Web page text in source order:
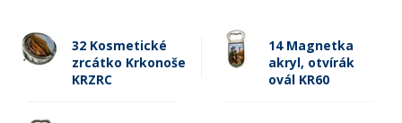
32 Kosmetické
zrcátko Krkonoše
KRZRC
14 Magnetka
akryl, otvírák
ovál KR60